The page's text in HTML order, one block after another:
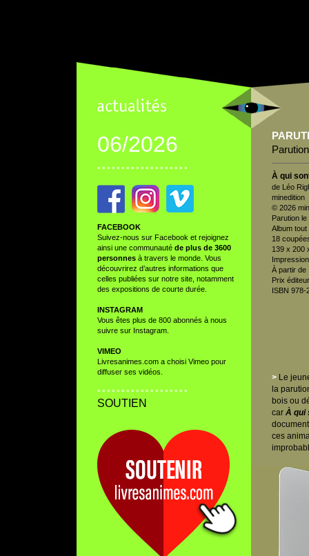
06/2026
° ° ° ° ° ° ° ° ° ° ° ° ° ° ° ° ° ° °
FACEBOOK
Suivez-nous sur Facebook et rejoignez
ainsi une communauté de plus de 3600
personnesà travers le monde. Vous
découvrirez d’autres informations que
celles publiées sur notre site, notamment
des expositions de courte durée.
INSTAGRAM
Vous êtes plus de 800 abonnés à nous
suivre sur Instagram.
VIMEO
Livresanimes.com a choisi Vimeo pour
diffuser ses vidéos.
° ° ° ° ° ° ° ° ° ° ° ° ° ° ° ° ° ° °
SOUTIEN
P
À qui
de Léo
minedition
© 2026
Parution
Album
18
139 x 200
À partir de
Prix
ISBN 978-
> Le
la
bois ou
car À qui
ces